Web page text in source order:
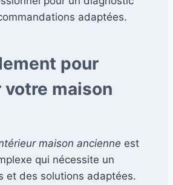
adaptées.
pour
maison
maison ancienne est
qui nécessite un
et des solutions adaptées.